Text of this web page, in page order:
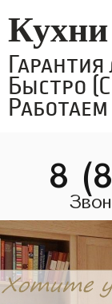
Быстро
Работаем
8